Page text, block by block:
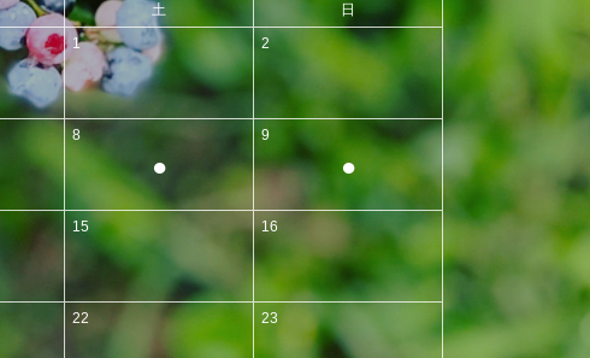
土
日
1 2
8
●
9
●
15 16
22 23